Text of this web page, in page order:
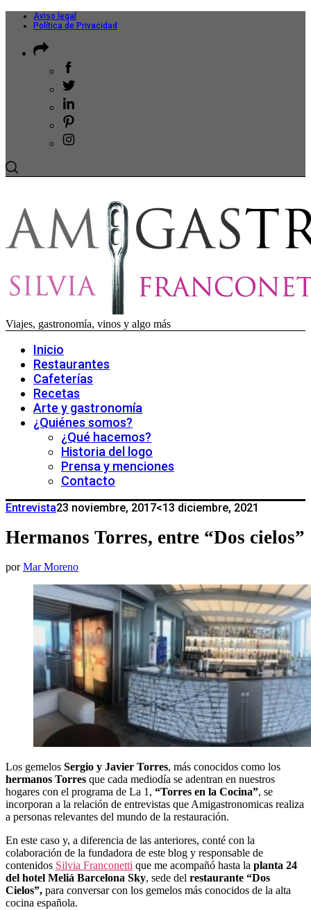
Aviso legal
Política de Privacidad
Viajes, gastronomía, vinos y algo más
Inicio
Restaurantes
Cafeterías
Recetas
Arte y gastronomía
¿Quiénes somos?
¿Qué hacemos?
Historia del logo
Prensa y menciones
Contacto
Entrevista23 noviembre, 2017<13 diciembre, 2021
Hermanos Torres, entre “Dos cielos”
por Mar Moreno
Los gemelos Sergio y Javier Torres, más conocidos como los
hermanos Torres que cada mediodía se adentran en nuestros
hogares con el programa de La 1, “Torres en la Cocina”, se
incorporan a la relación de entrevistas que Amigastronomicas realiza
a personas relevantes del mundo de la restauración.
En este caso y, a diferencia de las anteriores, conté con la
colaboración de la fundadora de este blog y responsable de
contenidos Silvia Franconetti que me acompañó hasta la planta 24
del hotel Meliá Barcelona Sky, sede del restaurante “Dos
Cielos”, para conversar con los gemelos más conocidos de la alta
cocina española.